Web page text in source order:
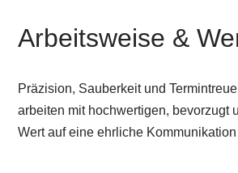
Arbeitsweise &
Präzision, Sauberkeit und
arbeiten mit hochwertigen, bevorzugt
Wert auf eine ehrliche